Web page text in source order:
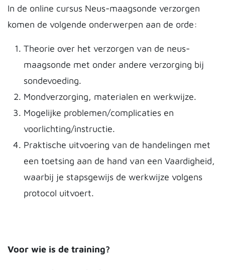
In de online cursus Neus-maagsonde verzorgen
komen de volgende onderwerpen aan de orde:
Theorie over het verzorgen van de neus-
maagsonde met onder andere verzorging bij
sondevoeding.
Mondverzorging, materialen en werkwijze.
Mogelijke problemen/complicaties en
voorlichting/instructie.
Praktische uitvoering van de handelingen met
een toetsing aan de hand van een Vaardigheid,
waarbij je stapsgewijs de werkwijze volgens
protocol uitvoert.
Voor wie is de training?